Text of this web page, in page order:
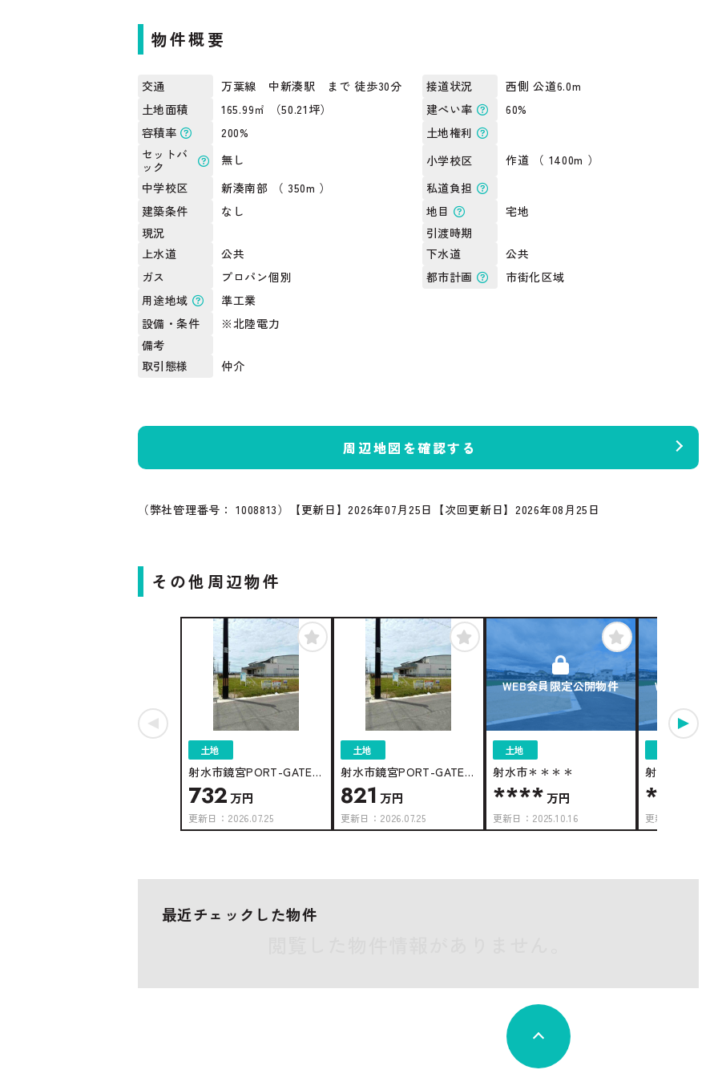
物件概要
交通 万葉線 中新湊駅 まで 徒歩30分 接道状況
西側 公道6.0m
土地面積
165.99㎡ （50.21坪） 建ぺい率
60%
容積率
200%
土地権利
セットバ
ック
無し 小学校区
作道 （ 1400m ）
中学校区
新湊南部 （ 350m ）
私道負担
建築条件
なし 地目
宅地
現況
引渡時期
上水道
公共 下水道
公共
ガス
プロパン個別 都市計画
市街化区域
用途地域
準工業
設備・条件
※北陸電力
備考
取引態様
仲介
周辺地図を確認する
（弊社管理番号： 1008813） 【更新日】2026年07月25日 【次回更新日】2026年08月25日
その他周辺物件
土地
射水市鏡宮PORT-GATE鏡
宮 28号地
732万円
更新日： 2026.07.25
土地
射水市鏡宮PORT-GATE鏡
宮 9号地
821 万円
更新日： 2026.07.25
WEB会員限定公開物件
土地
射水市＊＊＊＊
****万円
更新日： 2025.10.16
WEB会員
射水市＊＊＊
****
更新日：
最近チェックした物件